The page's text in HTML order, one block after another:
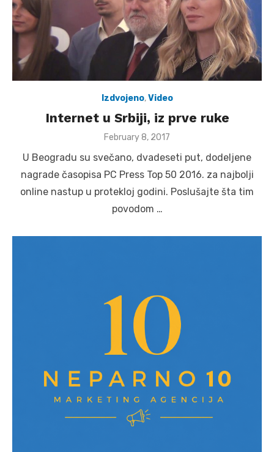
Izdvojeno,Video
Internet u Srbiji, iz prve ruke
Posted
February 8, 2017
U Beogradu su svečano, dvadeseti put, dodeljene
nagrade časopisa PC Press Top 50 2016. za najbolji
online nastup u protekloj godini. Poslušajte šta tim
povodom …